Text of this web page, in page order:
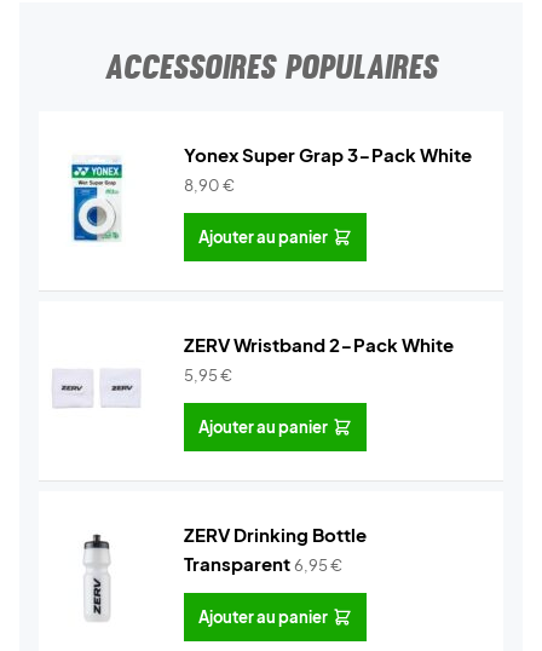
ACCESSOIRES POPULAIRES
Yonex Super Grap 3-Pack White
8,90€
Ajouter au panier
ZERV Wristband 2-Pack White
5,95€
Ajouter au panier
ZERV Drinking Bottle
Transparent6,95€
Ajouter au panier